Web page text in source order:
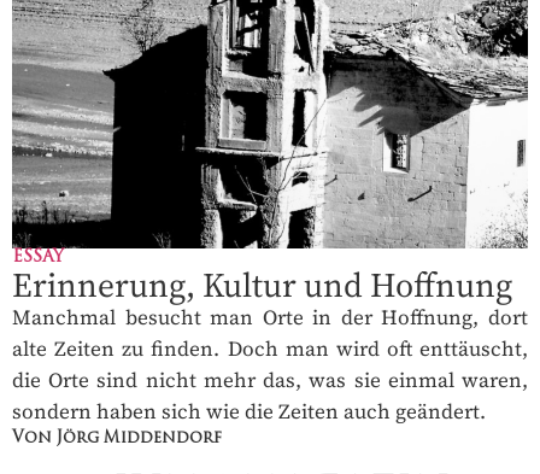
ESSAY
Erinnerung, Kultur und Hoffnung
Manchmal besucht man Orte in der Hoffnung, dort
alte Zeiten zu finden. Doch man wird oft enttäuscht,
die Orte sind nicht mehr das, was sie einmal waren,
sondern haben sich wie die Zeiten auch geändert.
Von Jörg Middendorf